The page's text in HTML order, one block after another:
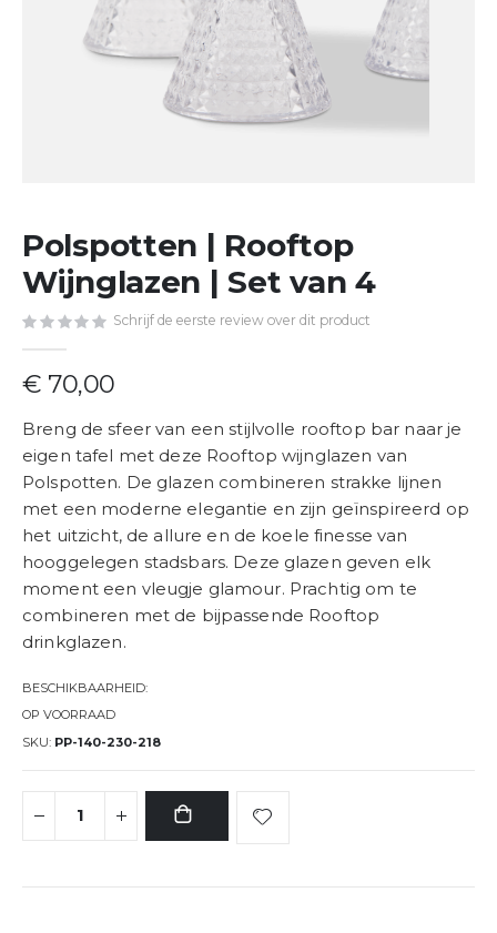
naar
het
begin
de
afbeeldingen-
gallerij
Polspotten | Rooftop
Wijnglazen | Set van 4
Schrijf de eerste review over dit product
€ 70,00
Breng de sfeer van een stijlvolle rooftop bar naar je
eigen tafel met deze Rooftop wijnglazen van
Polspotten. De glazen combineren strakke lijnen
met een moderne elegantie en zijn geïnspireerd op
het uitzicht, de allure en de koele finesse van
hooggelegen stadsbars. Deze glazen geven elk
moment een vleugje glamour. Prachtig om te
combineren met de bijpassende Rooftop
drinkglazen.
BESCHIKBAARHEID:
OP VOORRAAD
SKU PP-140-230-218